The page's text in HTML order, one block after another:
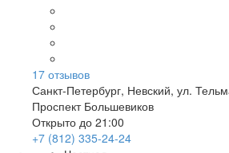
17 отзывов
Санкт-Петербург, Невский, ул.
Проспект Большевиков
Открыто до 21:00
+7 (812) 335-24-24